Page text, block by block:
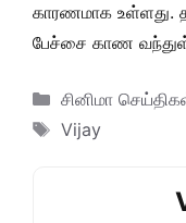
காரணமாக உள்ளது.
பேச்சை காண
Categories
சினிமா
Tags
Vijay